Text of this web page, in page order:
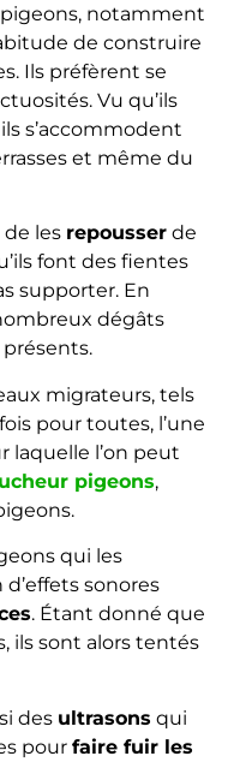
pigeons, notamment
de construire
Ils préfèrent se
Vu qu’ils
s’accommodent
et même du
les repousser de
font des fientes
supporter. En
dégâts
migrateurs, tels
pour toutes, l’une
laquelle l’on peut
pigeons,
qui les
d’effets sonores
. Étant donné que
ils sont alors tentés
des ultrasons qui
pour faire fuir les